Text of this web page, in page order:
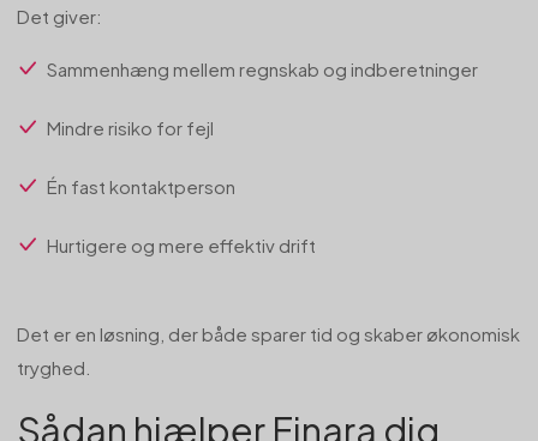
Det giver:
Sammenhæng mellem regnskab og indberetninger
Mindre risiko for fejl
Én fast kontaktperson
Hurtigere og mere effektiv drift
Det er en løsning, der både sparer tid og skaber økonomisk
tryghed.
Sådan hjælper Finara dig